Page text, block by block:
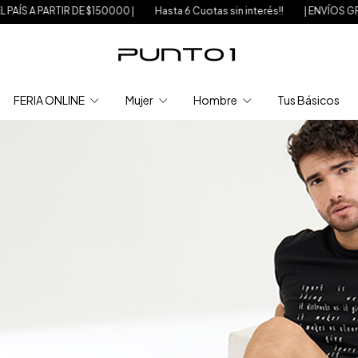
| Hasta 6 Cuotas sin interés!! | ENVÍOS GRATIS A TODO EL PAÍS
FERIA ONLINE Mujer Hombre Tus Básicos